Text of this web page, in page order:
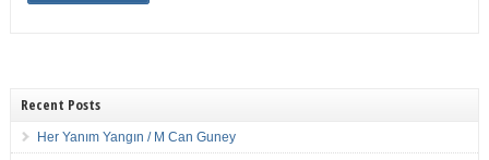
Recent Posts
Her Yanım Yangın / M Can Guney